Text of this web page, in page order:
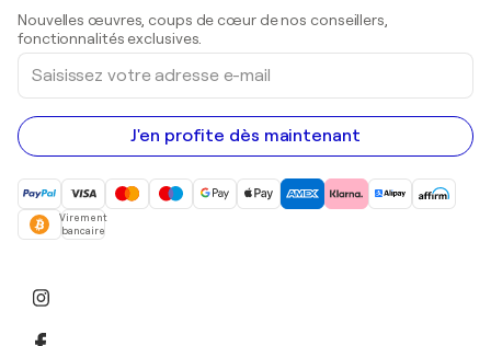
Peintures acryliques
Nouvelles œuvres, coups de cœur de nos conseillers,
fonctionnalités exclusives.
Saisissez
votre
adresse
e-
mail
J'en profite dès maintenant
Virement
bancaire